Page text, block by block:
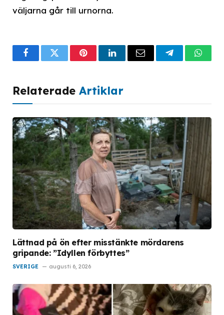
väljarna går till urnorna.
FacebookTwitterPinterestLinkedInEmail Telegram
Relaterade Artiklar
Lättnad på ön efter misstänkte mördarens
gripande: ”Idyllen förbyttes”
SVERIGE augusti 6, 2026